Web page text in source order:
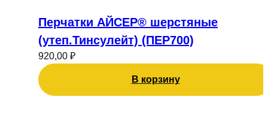
странице
товара.
Перчатки АЙСЕР® шерстяные
(утеп.Тинсулейт) (ПЕР700)
920,00 ₽
В корзину